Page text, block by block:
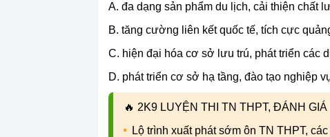
A. đa dạng sản phẩm du lịch, cải thiện chất
B. tăng cường liên kết quốc tế, tích cực
C. hiện đại hóa cơ sở lưu trú, phát triển các
D. phát triển cơ sở hạ tầng, đào tạo nghiệp
🔥 2K9 LUYỆN THI TN THPT, ĐÁNH
Lộ trình xuất phát sớm ôn TN THPT,